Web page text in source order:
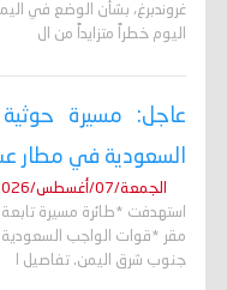
اليوم خطراً متزايداً من ال
عاجل: مسيرة
السعودية في مطار
الجمعة/07/أغسطس/2026 - 10:43 م
استهدفت *طائرة مسيرة
مقر *قوات الواجب
جنوب شرق اليمن. تفاصيل ا